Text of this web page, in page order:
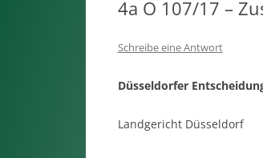
4a O 107/17 –
Schreibe eine Antwort
Düsseldorfer
Landgericht Düsseldorf